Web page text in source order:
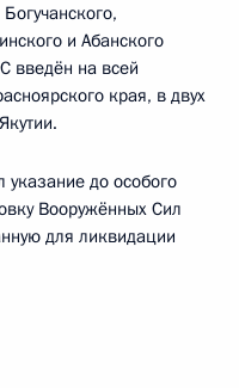
и Абанского
введён на всей
края, в двух
указание до особого
Вооружённых Сил
для ликвидации